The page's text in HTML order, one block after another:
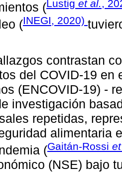
(Lustig et al.,
(INEGI, 2020)
contrastan
del COVID-19 en
(ENCOVID-19) -
investigación
repetidas,
alimentaria
(Gaitán-Rossi
(NSE) bajo